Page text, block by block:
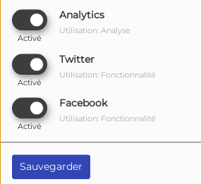
Analytics
Activé
Utilisation: Analyse
Twitter
Activé
Utilisation: Fonctionnalité
Facebook
Activé
Utilisation: Fonctionnalité
Sauvegarder
15 mai 2026 -
Il est vivement conseillé
l'île d'Oléron en ce moment
Un accident de la route
véhicules s'est produit ce
en début d'après-midi.